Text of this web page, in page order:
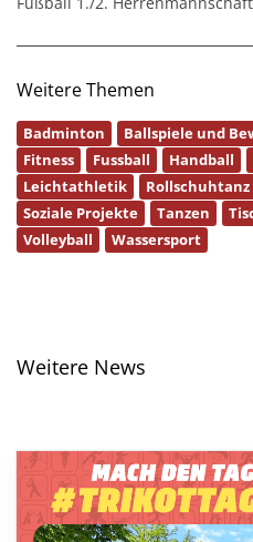
Weitere Themen
Badminton Ballspiele und
Fitness
Fussball Handball
Leichtathletik
Rollschuhtanz
Soziale Projekte
Tanzen
Volleyball
Wassersport
Weitere News